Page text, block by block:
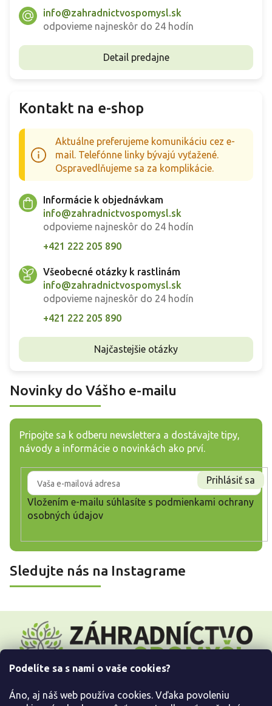
Podelíte sa s nami o vaše cookies?
Áno, aj náš web používa cookies. Vďaka povoleniu
info@zahradnictvospomysl.sk
odpovieme najneskôr do 24 hodín
Detail predajne
Kontakt na e-shop
Aktuálne preferujeme komunikáciu cez e-
mail. Telefónne linky bývajú vyťažené.
Ospravedlňujeme sa za komplikácie.
Informácie k objednávkam
info@zahradnictvospomysl.sk
odpovieme najneskôr do 24 hodín
+421 222 205 890
Všeobecné otázky k rastlinám
info@zahradnictvospomysl.sk
odpovieme najneskôr do 24 hodín
+421 222 205 890
Najčastejšie otázky
Novinky do Vášho e-mailu
Pripojte sa k odberu newslettera a dostávajte tipy,
návody a informácie o novinkách ako prví.
Vložením e-mailu súhlasíte s podmienkami ochrany
osobných údajov
Prihlásiť sa
Sledujte nás na Instagrame
p
ä